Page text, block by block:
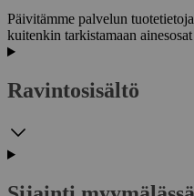
Päivitämme palvelun
kuitenkin tarkistamaan
Ravintosisältö